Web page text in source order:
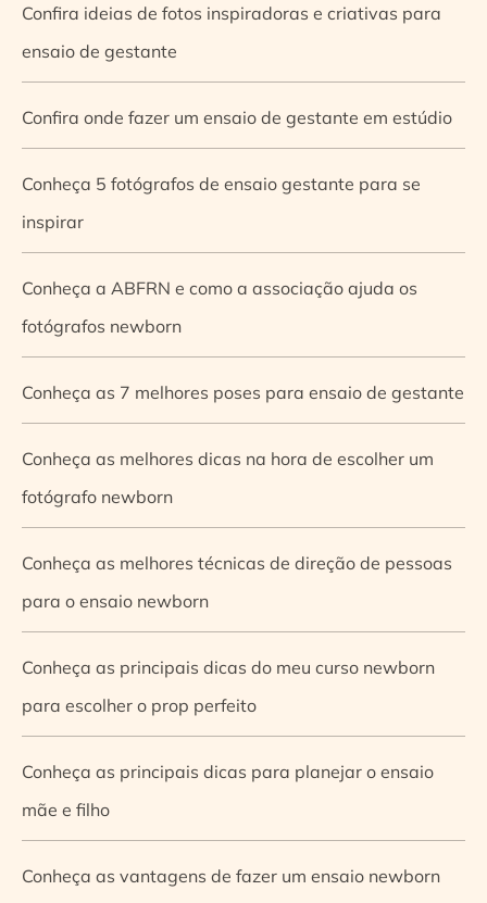
Confira ideias de fotos inspiradoras e criativas para
ensaio de gestante
Confira onde fazer um ensaio de gestante em estúdio
Conheça 5 fotógrafos de ensaio gestante para se
inspirar
Conheça a ABFRN e como a associação ajuda os
fotógrafos newborn
Conheça as 7 melhores poses para ensaio de gestante
Conheça as melhores dicas na hora de escolher um
fotógrafo newborn
Conheça as melhores técnicas de direção de pessoas
para o ensaio newborn
Conheça as principais dicas do meu curso newborn
para escolher o prop perfeito
Conheça as principais dicas para planejar o ensaio
mãe e filho
Conheça as vantagens de fazer um ensaio newborn